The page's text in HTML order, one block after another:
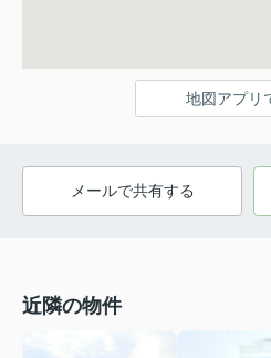
地図アプリ
メールで共有する
近隣の物件